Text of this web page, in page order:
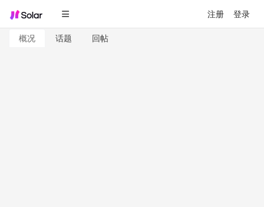
注册 登录
概况 话题 回帖